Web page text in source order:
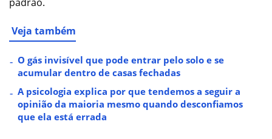
Veja também
O gás invisível que pode entrar pelo solo e se
acumular dentro de casas fechadas
A psicologia explica por que tendemos a seguir a
opinião da maioria mesmo quando desconfiamos
que ela está errada